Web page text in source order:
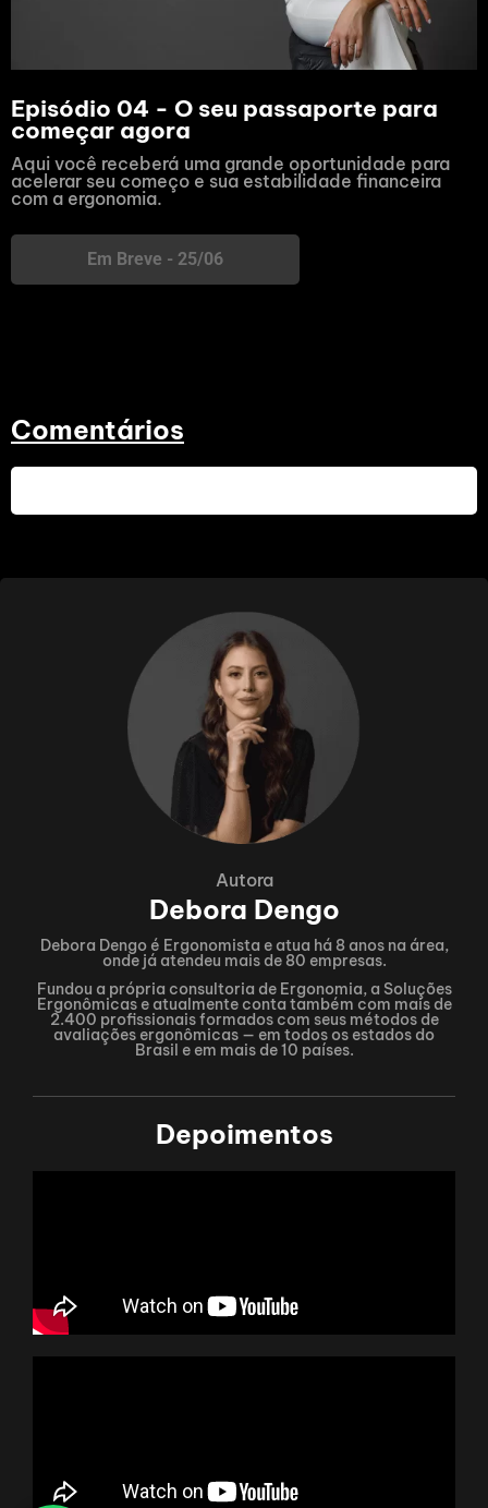
Episódio 04 - O seu passaporte para
começar agora
Aqui você receberá uma grande oportunidade para
acelerar seu começo e sua estabilidade financeira
com a ergonomia.
Em Breve - 25/06
Comentários
Autora
Debora Dengo
Debora Dengo é Ergonomista e atua há 8 anos na área,
onde já atendeu mais de 80 empresas.
Fundou a própria consultoria de Ergonomia, a Soluções
Ergonômicas e atualmente conta também com mais de
2.400 profissionais formados com seus métodos de
avaliações ergonômicas — em todos os estados do
Brasil e em mais de 10 países.
Depoimentos